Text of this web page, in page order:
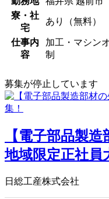
寮・社
宅
あり（無料）
仕事内
容
加工・マシン
制
募集が停止しています
【電子部品製
地域限定正社員
日総工産株式会社